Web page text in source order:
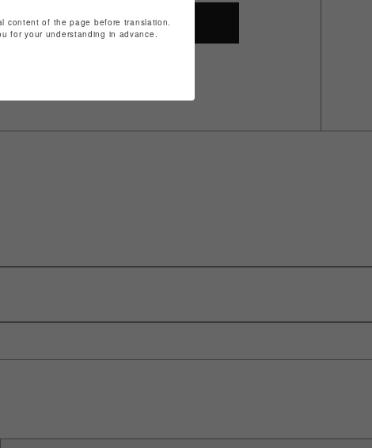
SHOP TOP
content of the page before translation.
for your understanding in advance.